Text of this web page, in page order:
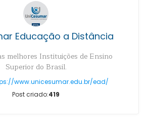
Educação a Distância
melhores Instituições de Ensino
Superior do Brasil.
www.unicesumar.edu.br/ead/
Post criado:419